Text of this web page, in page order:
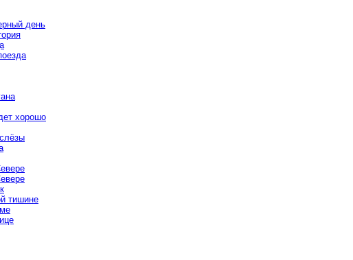
день
хорошо
тишине